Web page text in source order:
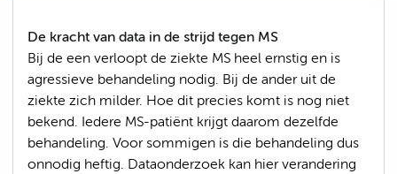
De kracht van data in de strijd tegen MS
Bij de een verloopt de ziekte MS heel ernstig en is
agressieve behandeling nodig. Bij de ander uit de
ziekte zich milder. Hoe dit precies komt is nog niet
bekend. Iedere MS-patiënt krijgt daarom dezelfde
behandeling. Voor sommigen is die behandeling dus
onnodig heftig. Dataonderzoek kan hier verandering